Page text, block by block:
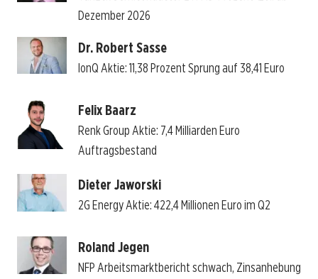
Dezember 2026
Dr. Robert Sasse
IonQ Aktie: 11,38 Prozent Sprung auf 38,41 Euro
Felix Baarz
Renk Group Aktie: 7,4 Milliarden Euro
Auftragsbestand
Dieter Jaworski
2G Energy Aktie: 422,4 Millionen Euro im Q2
Roland Jegen
NFP Arbeitsmarktbericht schwach, Zinsanhebung